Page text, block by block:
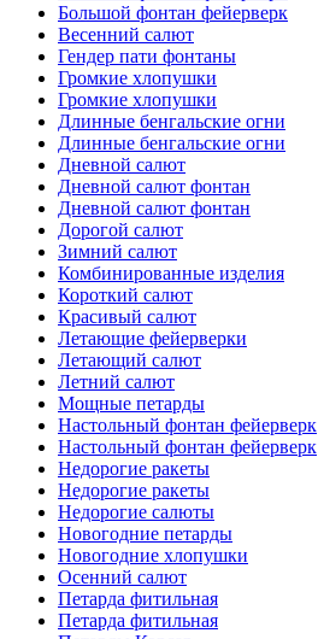
Большой фонтан фейерверк
Весенний салют
Гендер пати фонтаны
Громкие хлопушки
Громкие хлопушки
Длинные бенгальские огни
Длинные бенгальские огни
Дневной салют
Дневной салют фонтан
Дневной салют фонтан
Дорогой салют
Зимний салют
Комбинированные изделия
Короткий салют
Красивый салют
Летающие фейерверки
Летающий салют
Летний салют
Мощные петарды
Настольный фонтан фейерверк
Настольный фонтан фейерверк
Недорогие ракеты
Недорогие ракеты
Недорогие салюты
Новогодние петарды
Новогодние хлопушки
Осенний салют
Петарда фитильная
Петарда фитильная